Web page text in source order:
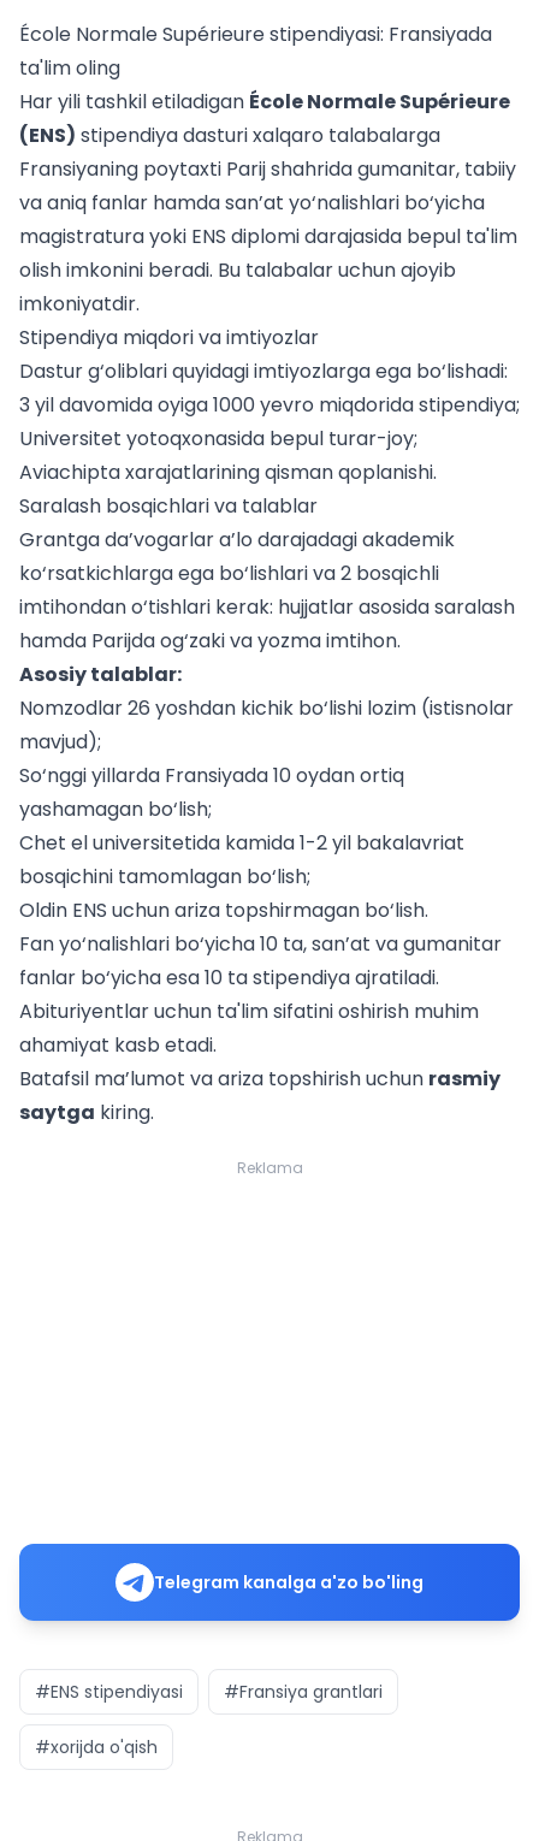
École Normale Supérieure stipendiyasi: Fransiyada
ta'lim oling
Har yili tashkil etiladigan École Normale Supérieure
(ENS) stipendiya dasturi xalqaro talabalarga
Fransiyaning poytaxti Parij shahrida gumanitar, tabiiy
va aniq fanlar hamda san’at yo‘nalishlari bo‘yicha
magistratura yoki ENS diplomi darajasida bepul ta'lim
olish imkonini beradi. Bu talabalar uchunajoyib
imkoniyatdir.
Stipendiya miqdori va imtiyozlar
Dastur g‘oliblari quyidagi imtiyozlarga ega bo‘lishadi:
3 yil davomida oyiga 1000 yevro miqdorida stipendiya;
Universitet yotoqxonasida bepul turar-joy;
Aviachipta xarajatlarining qisman qoplanishi.
Saralash bosqichlari va talablar
Grantga da’vogarlar a’lo darajadagi akademik
ko‘rsatkichlarga ega bo‘lishlari va 2 bosqichli
imtihondan o‘tishlari kerak: hujjatlar asosida saralash
hamda Parijda og‘zaki va yozma imtihon.
Asosiy talablar:
Nomzodlar 26 yoshdan kichik bo‘lishi lozim (istisnolar
mavjud);
So‘nggi yillarda Fransiyada 10 oydan ortiq
yashamagan bo‘lish;
Chet el universitetida kamida 1-2 yil bakalavriat
bosqichini tamomlagan bo‘lish;
Oldin ENS uchun ariza topshirmagan bo‘lish.
Fan yo‘nalishlari bo‘yicha 10 ta, san’at va gumanitar
fanlar bo‘yicha esa 10 ta stipendiya ajratiladi.
Abituriyentlar uchun ta'lim sifatini oshirish muhim
ahamiyat kasb etadi.
Batafsil ma’lumot va ariza topshirish uchun rasmiy
saytga kiring.
Reklama
Telegram kanalga a'zo bo'ling
#ENS stipendiyasi #Fransiya grantlari
#xorijda o'qish
Reklama